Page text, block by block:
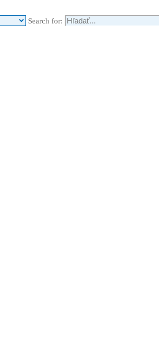
Search for: